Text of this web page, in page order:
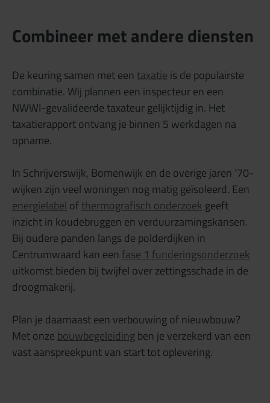
Combineer met andere diensten
De keuring samen met een taxatie is de populairste
combinatie. Wij plannen een inspecteur en een
NWWI-gevalideerde taxateur gelijktijdig in. Het
taxatierapport ontvang je binnen 5 werkdagen na
opname.
In Schrijverswijk, Bomenwijk en de overige jaren ’70-
wijken zijn veel woningen nog matig geïsoleerd. Een
energielabel ofthermografisch onderzoek geeft
inzicht in koudebruggen en verduurzamingskansen.
Bij oudere panden langs de polderdijken in
Centrumwaard kan een fase 1 funderingsonderzoek
uitkomst bieden bij twijfel over zettingsschade in de
droogmakerij.
Plan je daarnaast een verbouwing of nieuwbouw?
Met onze bouwbegeleidingben je verzekerd van een
vast aanspreekpunt van start tot oplevering.